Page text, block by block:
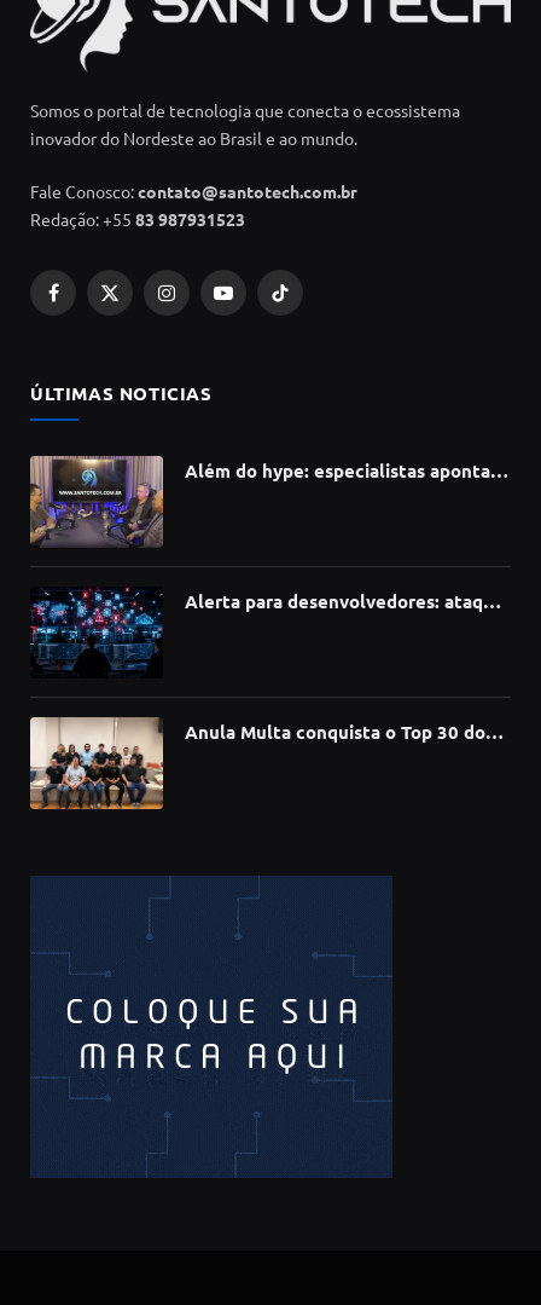
Somos o portal de tecnologia que conecta o ecossistema
inovador do Nordeste ao Brasil e ao mundo.
Fale Conosco:contato@santotech.com.br
Redação: +55 83 987931523
Facebook
X
InstagramYouTubeTikTok
ÚLTIMAS NOTICIAS
Além do hype: especialistas apontam
Alerta para desenvolvedores: ataque
Anula Multa conquista o Top 30 do